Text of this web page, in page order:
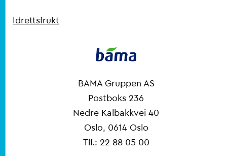
BAMA Gruppen AS
Postboks 236
Nedre Kalbakkvei 40
Oslo, 0614 Oslo
Tlf.: 22 88 05 00
Idrettsfrukt